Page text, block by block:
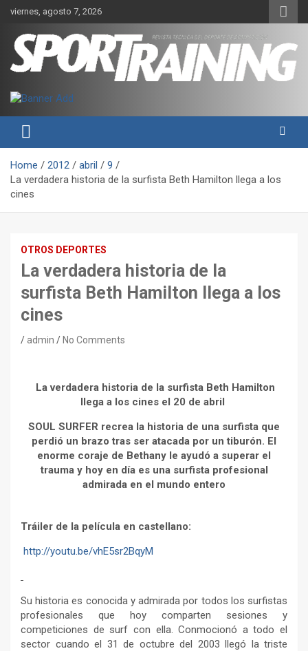
Skip
content
viernes, agosto 7, 2026
Revista técnica del deporte
Sport Training
rendimiento, nutrición y entrenamiento.
Home 2012 abril
9
La verdadera historia de la surfista Beth Hamilton llega a los
cines
OTROS DEPORTES
La verdadera historia de la
surfista Beth Hamilton llega a los
cines
admin No Comments
La verdadera historia de la surfista Beth Hamilton
llega a los cines el 20 de abril
SOUL SURFER recrea la historia de una surfista que
perdió un brazo tras ser atacada por un tiburón. El
enorme coraje de Bethany le ayudó a superar el
trauma y hoy en día es una surfista profesional
admirada en el mundo entero
Tráiler de la película en castellano:
http://youtu.be/vhE5sr2BqyM
Su historia es conocida y admirada por todos los surfistas
profesionales que hoy comparten sesiones y
competiciones de surf con ella. Conmocionó a todo el
sector cuando el 31 de octubre del 2003 llegó la triste